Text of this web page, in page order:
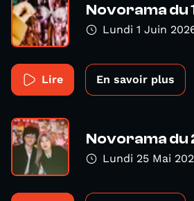
Novorama du
Lundi 1 Juin
Lire En savoir plus
Novorama du
Lundi 25 Mai